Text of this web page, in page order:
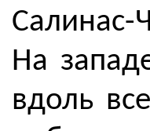
Салинас-
На
вдоль